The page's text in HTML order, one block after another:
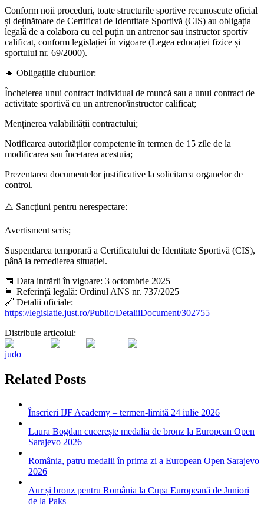
Conform noii proceduri, toate structurile sportive recunoscute oficial
și deținătoare de Certificat de Identitate Sportivă (CIS) au obligația
legală de a colabora cu cel puțin un antrenor sau instructor sportiv
calificat, conform legislației în vigoare (Legea educației fizice și
sportului nr. 69/2000).
🔹 Obligațiile cluburilor:
Încheierea unui contract individual de muncă sau a unui contract de
activitate sportivă cu un antrenor/instructor calificat;
Menținerea valabilității contractului;
Notificarea autorităților competente în termen de 15 zile de la
modificarea sau încetarea acestuia;
Prezentarea documentelor justificative la solicitarea organelor de
control.
⚠️ Sancțiuni pentru nerespectare:
Avertisment scris;
Suspendarea temporară a Certificatului de Identitate Sportivă (CIS),
până la remedierea situației.
📅 Data intrării în vigoare: 3 octombrie 2025
📘 Referință legală: Ordinul ANS nr. 737/2025
🔗 Detalii oficiale:
https://legislatie.just.ro/Public/DetaliiDocument/302755
Distribuie articolul:
judo
Related Posts
Înscrieri IJF Academy – termen-limită 24 iulie 2026
Laura Bogdan cucerește medalia de bronz la European Open
Sarajevo 2026
România, patru medalii în prima zi a European Open Sarajevo
2026
Aur și bronz pentru România la Cupa Europeană de Juniori
de la Paks